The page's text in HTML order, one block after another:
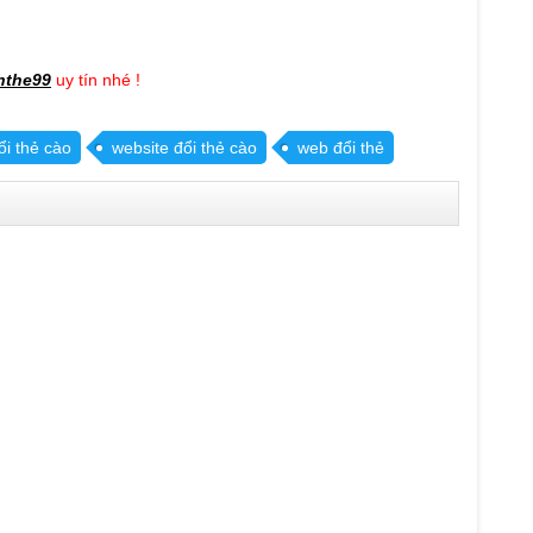
uy tín nhé !
thẻ cào website đổi thẻ cào web đổi thẻ